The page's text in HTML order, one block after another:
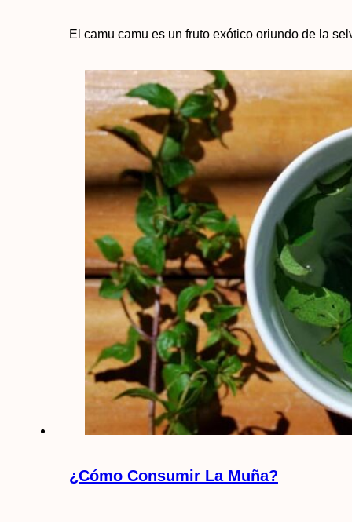
El camu camu es un fruto exótico oriundo de la
¿Cómo Consumir La Muña?